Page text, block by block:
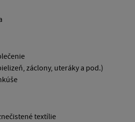
záclony, uteráky a pod.)
textílie